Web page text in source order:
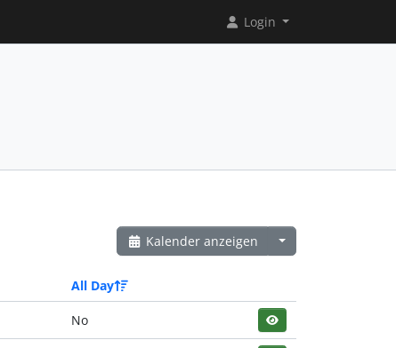
Login
Kalender anzeigen
All Day
No